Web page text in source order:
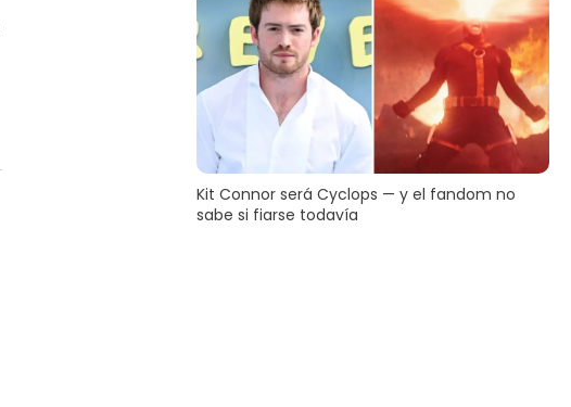
Kit Connor será Cyclops — y el fandom no
sabe si fiarse todavía